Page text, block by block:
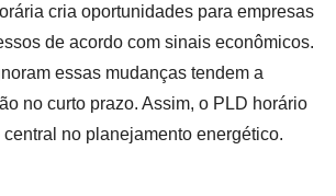
cria oportunidades para empresas
de acordo com sinais econômicos.
essas mudanças tendem a
no curto prazo. Assim, o PLD horário
no planejamento energético.